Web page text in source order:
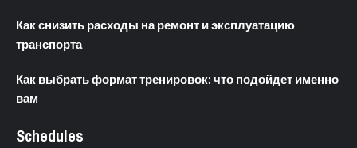
Как снизить расходы на ремонт и эксплуатацию
транспорта
Как выбрать формат тренировок: что подойдет именно
вам
Schedules